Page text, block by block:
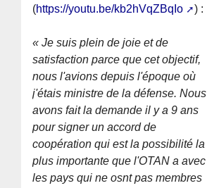
(https://youtu.be/kb2hVqZBqIo ) :
« Je suis plein de joie et de
satisfaction parce que cet objectif,
nous l'avions depuis l'époque où
j'étais ministre de la défense. Nous
avons fait la demande il y a 9 ans
pour signer un accord de
coopération qui est la possibilité la
plus importante que l'OTAN a avec
les pays qui ne osnt pas membres